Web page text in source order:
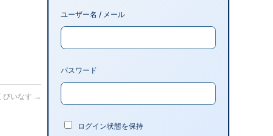
びいなす →
ユーザー名 / メール
パスワード
ログイン状態を保持